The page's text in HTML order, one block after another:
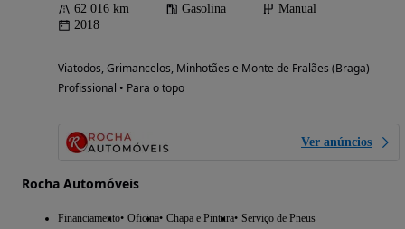
62 016 km Gasolina
Manual
2018
Viatodos, Grimancelos, Minhotães e Monte de Fralães (Braga)
Profissional • Para o topo
Ver anúncios
Rocha Automóveis
Financiamento Oficina Chapa e Pintura Serviço de Pneus